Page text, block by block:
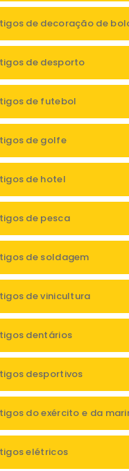
de decoração de
de desporto
de futebol
de golfe
de hotel
de pesca
de soldagem
de vinicultura
dentários
desportivos
do exército e da
elétricos